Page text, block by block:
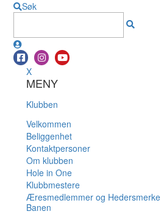
Søk
X
MENY
Klubben
Velkommen
Beliggenhet
Kontaktpersoner
Om klubben
Hole in One
Klubbmestere
Æresmedlemmer og Hedersmerke
Banen